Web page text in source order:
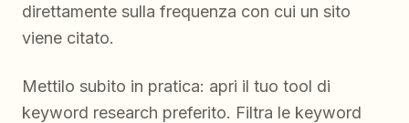
direttamente sulla frequenza con cui un sito
viene citato.
Mettilo subito in pratica: apri il tuo tool di
keyword research preferito. Filtra le keyword